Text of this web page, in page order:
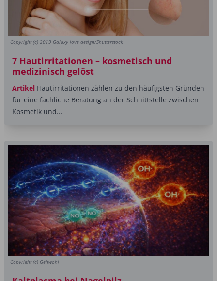
Copyright (c) 2019 Galaxy love design/Shutterstock
7 Hautirritationen – kosmetisch und
medizinisch gelöst
Artikel Hautirritationen zählen zu den häufigsten Gründen
für eine fachliche Beratung an der Schnittstelle zwischen
Kosmetik und...
Copyright (c) Gehwohl